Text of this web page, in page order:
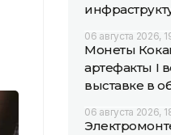
06 августа 2026,
Монеты
артефакты I
выставке в
06 августа 2026,